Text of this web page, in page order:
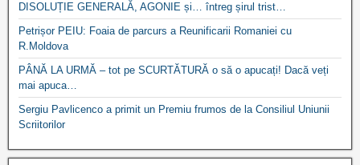
DISOLUȚIE GENERALĂ, AGONIE și… întreg șirul trist…
Petrișor PEIU: Foaia de parcurs a Reunificarii Romaniei cu
R.Moldova
PÂNĂ LA URMĂ – tot pe SCURTĂTURĂ o să o apucați! Dacă veți
mai apuca…
Sergiu Pavlicenco a primit un Premiu frumos de la Consiliul Uniunii
Scriitorilor